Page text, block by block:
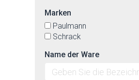
Marken
Paulmann
Schrack
Name der Ware